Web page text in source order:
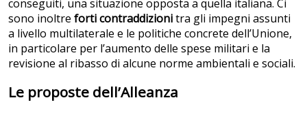
conseguiti, una situazione opposta a quella italiana. Ci
sono inoltre forti contraddizionitra gli impegni assunti
a livello multilaterale e le politiche concrete dell’Unione,
in particolare per l’aumento delle spese militari e la
revisione al ribasso di alcune norme ambientali e sociali.
Le proposte dell’Alleanza